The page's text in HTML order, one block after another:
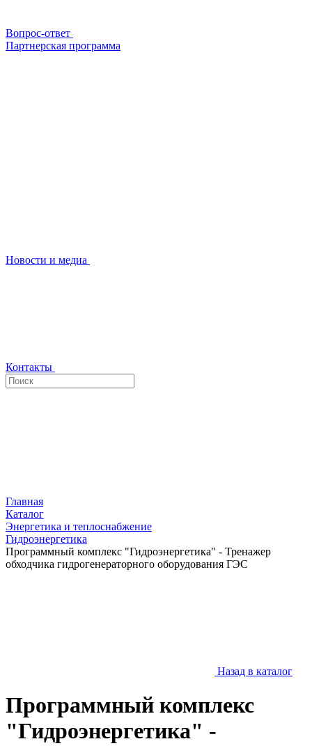
Вопрос-ответ
Партнерская программа
Новости и медиа
Контакты
Главная
Каталог
Энергетика и теплоснабжение
Гидроэнергетика
Программный комплекс "Гидроэнергетика" - Тренажер
обходчика гидрогенераторного оборудования ГЭС
Назад в каталог
Программный комплекс
"Гидроэнергетика" -